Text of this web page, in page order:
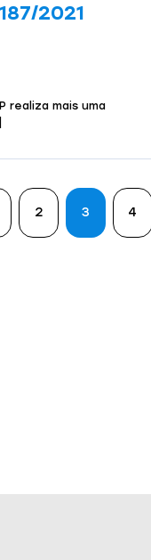
2021
realiza mais uma
2 3 4